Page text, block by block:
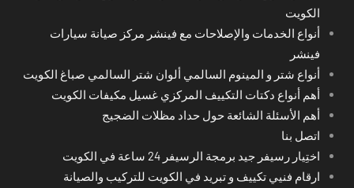
الكويت
أنواع الخدمات والإصلاحات مع فينشر مركز صيانة سيارات
فينشر
أنواع شتر و المينوم السالمي ألوان شتر السالمي صباغ الكويت
أهم أنواع دكتات التكييف المركزي غسيل مكيفات الكويت
أهم الأسئلة الشائعة حول حداد مظلات الضجيج
اتصل بنا
اختِيار رسيفر جيد برمجة الرسيفر 24 ساعة في الكويت
ارقام فنيي تكييف و تبريد في الكويت للتركيب والصيانة